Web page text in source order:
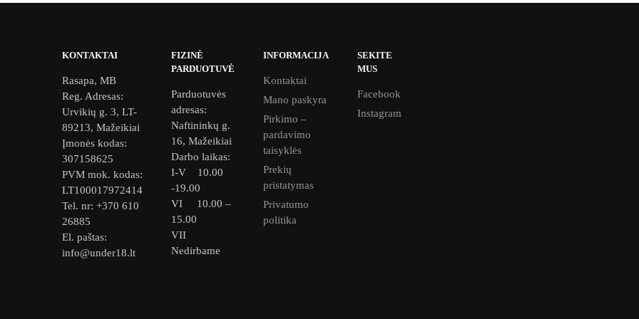
KONTAKTAI
Rasapa, MB
Reg. Adresas:
Urvikių g. 3, LT-
89213, Mažeikiai
Įmonės kodas:
307158625
PVM mok. kodas:
LT100017972414
Tel. nr: +370 610
26885
El. paštas:
info@under18.lt
FIZINĖ
PARDUOTUVĖ
Parduotuvės
adresas:
Naftininkų g.
16, Mažeikiai
Darbo laikas:
I-V 10.00
-19.00
VI 10.00 –
15.00
VII
Nedirbame
INFORMACIJA
Kontaktai
Mano paskyra
Pirkimo –
pardavimo
taisyklės
Prekių
pristatymas
Privatumo
politika
SEKITE
MUS
Facebook
Instagram